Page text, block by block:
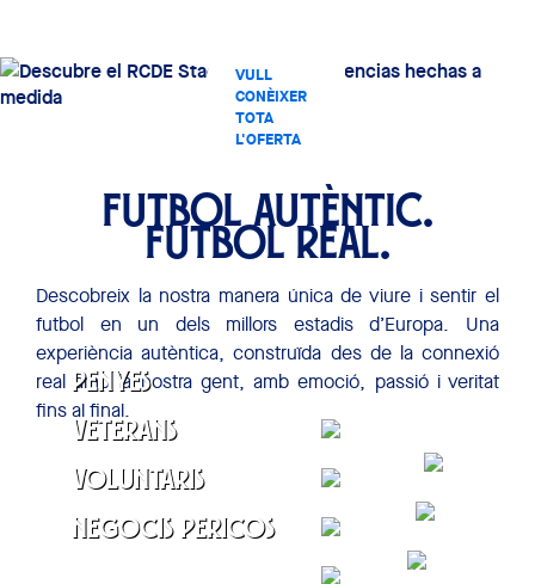
VULL
CONÈIXER
TOTA
L'OFERTA
STADIUM
FUTBOL AUTÈNTIC.
FUTBOL REAL.
Descobreix la nostra manera única de viure i sentir el
futbol en un dels millors estadis d’Europa. Una
experiència autèntica, construïda des de la connexió
real amb la nostra gent, amb emoció, passió i veritat
fins al final.
Penyes
CONTACTAR
Veterans
CONTACTAR
Voluntaris
CONTACTAR
Negocis Pericos